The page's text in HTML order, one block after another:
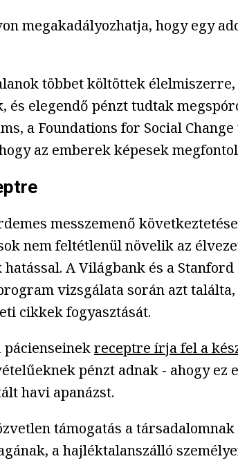
megakadályozhatja, hogy egy
többet költöttek
elegendő pénzt tudtak
a Foundations for Social
az emberek képesek
messzemenő
nem feltétlenül növelik az
A Világbank és a Stanford
vizsgálata során azt
cikkek fogyasztását.
receptre írja fel a
pénzt adnak - ahogy ez
havi apanázst.
támogatás a
a hajléktalanszálló